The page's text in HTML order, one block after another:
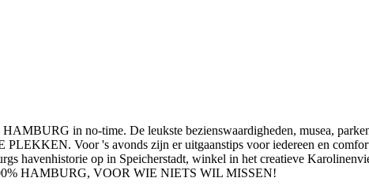
in no-time. De leukste bezienswaardigheden, musea,
Voor 's avonds zijn er uitgaanstips voor iedereen en
op in Speicherstadt, winkel in het creatieve
HAMBURG, VOOR WIE NIETS WIL MISSEN!